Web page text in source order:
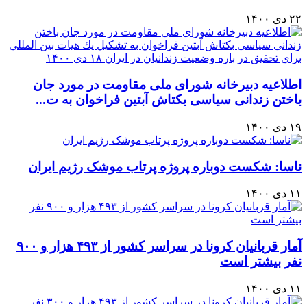
۲۲ دی ۱۴۰۰
اطلاعیه دبیرخانه شورای ملی مقاومت در مورد جان
باختن زندانی سیاسی بکتاش آبتین فراخوان به ت...
۱۹ دی ۱۴۰۰
ناسا: شکست دوباره پروژه پرتاب موشک رژیم ایران
۱۱ دی ۱۴۰۰
آمار قربانيان كرونا در سراسر كشور از ۴۹۳ هزار و ۹۰۰
نفر بيشتر است
۱۱ دی ۱۴۰۰